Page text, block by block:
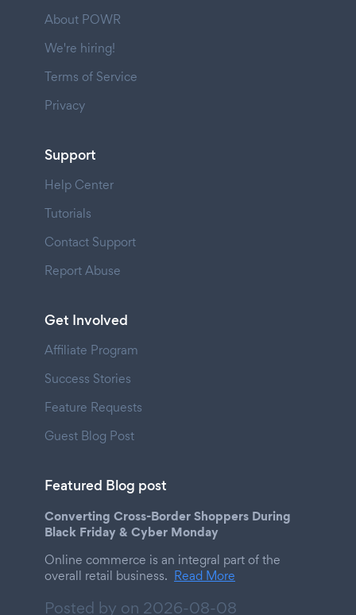
About POWR
We're hiring!
Terms of Service
Privacy
Support
Help Center
Tutorials
Contact Support
Report Abuse
Get Involved
Affiliate Program
Success Stories
Feature Requests
Guest Blog Post
Featured Blog post
Converting Cross-Border Shoppers During
Black Friday & Cyber Monday
Online commerce is an integral part of the
overall retail business. Read More
Posted by on 2026-08-08